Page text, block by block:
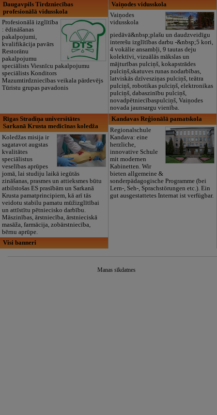
Daugavpils Tirdzniecības
profesionālā vidusskola
Profesionālā izglītība
: ēdināšanas
pakalpojumi,
kvalifikācija pavārs
Restorānu
pakalpojumu
speciālists Viesnīcu pakalpojumu
speciālists Konditors
Mazumtirdzniecības veikala pārdevējs
Tūristu grupas pavadonis
Vaiņodes vidusskola
Vaiņodes
vidusskola
piedāvā&nbsp;plašu un daudzveidīgu
interešu izglītības darbu -&nbsp;5 kori,
4 vokālie ansambļi, 9 tautas deju
kolektīvi, vizuālās mākslas un
mājturības pulciņš, kokapstrādes
pulciņš,skatuves runas nodarbības,
latviskās dzīvesziņas pulciņš, teātra
pulciņš, robotikas pulciņš, elektronikas
pulciņš, dabaszinību pulciņš,
novadpētniecībaspulciņš, Vaiņodes
novada jaunsargu vienība.
Rīgas Stradiņa universitātes
Sarkanā Krusta medicīnas koledža
Koledžas misija ir
sagatavot augstas
kvalitātes
speciālistus
veselības aprūpes
jomā, lai studiju laikā iegūtās
zināšanas, prasmes un attieksmes būtu
atbilstošas ES prasībām un Sarkanā
Krusta pamatprincipiem, kā arī tās
veidotu stabilu pamatu mūžizglītībai
un attīstītu pētniecisko darbību.
Māszinības, ārstniecība, ārstnieciskā
masāža, farmācija, zobārstniecība,
bērnu aprūpe.
Kandavas Reģionālā pamatskola
Regionalschule
Kandava: eine
herzliche,
innovative Schule
mit modernen
Kabinetten. Wir
bieten allgemeine &
sonderpädagogische Programme (bei
Lern-, Seh-, Sprachstörungen etc.). Ein
gut ausgestattetes Internat ist verfügbar.
Visi banneri
Manas sīkdatnes